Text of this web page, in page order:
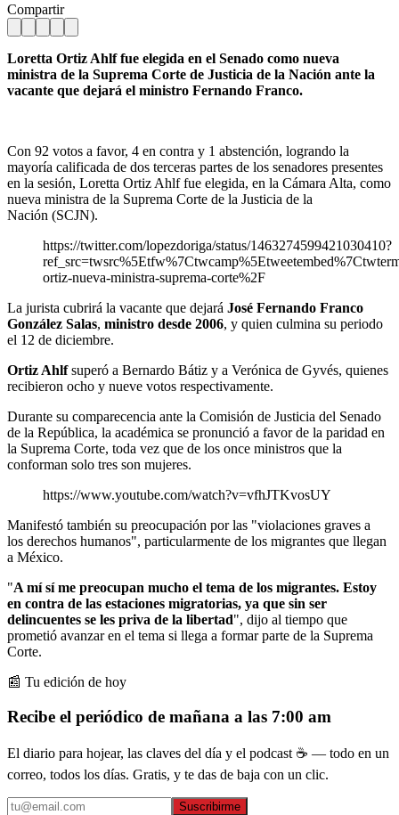
Compartir
Loretta Ortiz Ahlf fue elegida en el Senado como nueva
ministra de la Suprema Corte de Justicia de la Nación ante la
vacante que dejará el ministro Fernando Franco.
Con 92 votos a favor, 4 en contra y 1 abstención, logrando la
mayoría calificada de dos terceras partes de los senadores presentes
en la sesión, Loretta Ortiz Ahlf fue elegida, en la Cámara Alta, como
nueva ministra de la Suprema Corte de la Justicia de la
Nación (SCJN).
https://twitter.com/lopezdoriga/status/1463274599421030410?
ortiz-nueva-ministra-suprema-corte%2F
La jurista cubrirá la vacante que dejará José Fernando Franco
González Salas, ministro desde 2006, y quien culmina su periodo
el 12 de diciembre.
Ortiz Ahlfsuperó a Bernardo Bátiz y a Verónica de Gyvés, quienes
recibieron ocho y nueve votos respectivamente.
Durante su comparecencia ante la Comisión de Justicia del Senado
de la República, la académica se pronunció a favor de la paridad en
la Suprema Corte, toda vez que de los once ministros que la
conforman solo tres son mujeres.
https://www.youtube.com/watch?v=vfhJTKvosUY
Manifestó también su preocupación por las "violaciones graves a
los derechos humanos", particularmente de los migrantes que llegan
a México.
"A mí sí me preocupan mucho el tema de los migrantes. Estoy
en contra de las estaciones migratorias, ya que sin ser
delincuentes se les priva de la libertad", dijo al tiempo que
prometió avanzar en el tema si llega a formar parte de la Suprema
Corte.
📰 Tu edición de hoy
Recibe el periódico de mañana a las 7:00 am
El diario para hojear, las claves del día y el podcast ☕ — todo en un
correo, todos los días. Gratis, y te das de baja con un clic.
Suscribirme